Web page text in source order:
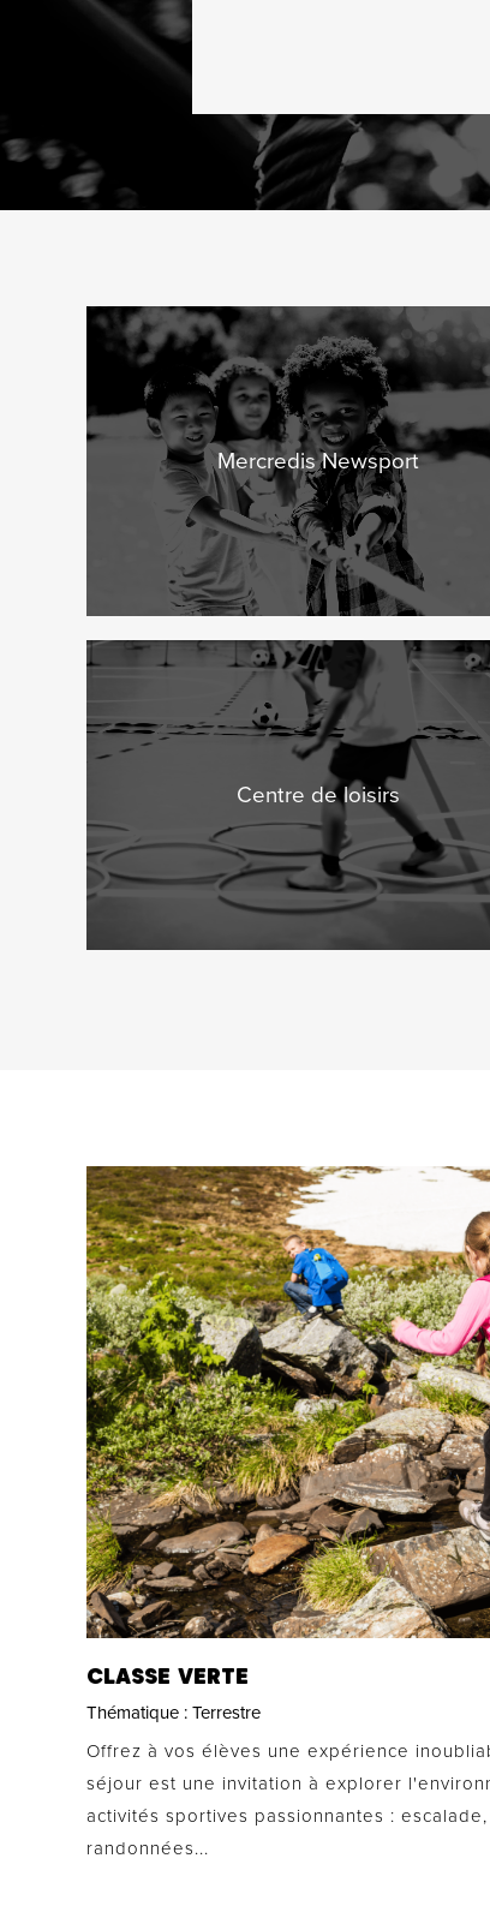
Mercredis Newsport
Centre de loisirs
CLASSE VERTE
Thématique :Terrestre
Offrez à vos élèves une expérience
séjour est une invitation à explorer
activités sportives passionnantes :
randonnées...